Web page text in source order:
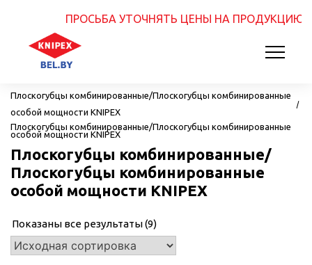
ПРОСЬБА УТОЧНЯТЬ ЦЕНЫ НА ПРОДУКЦИЮ.
Плоскогубцы комбинированные/Плоскогубцы комбинированные
особой мощности KNIPEX
Плоскогубцы комбинированные/Плоскогубцы комбинированные
особой мощности KNIPEX
Плоскогубцы комбинированные/
Плоскогубцы комбинированные
особой мощности KNIPEX
Показаны все результаты (9)